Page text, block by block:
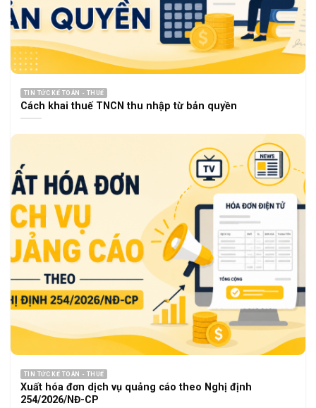
TIN TỨC KẾ TOÁN - THUẾ
Cách khai thuế TNCN thu nhập từ bản quyền
TIN TỨC KẾ TOÁN - THUẾ
Xuất hóa đơn dịch vụ quảng cáo theo Nghị định
254/2026/NĐ-CP